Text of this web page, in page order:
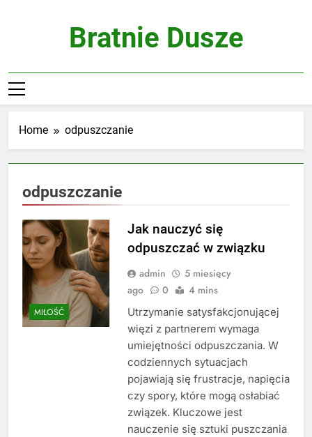
Bratnie Dusze
Home odpuszczanie
odpuszczanie
MIŁOŚĆ
Jak nauczyć się
odpuszczać w związku
admin
5 miesięcy
ago
0 4 mins
Utrzymanie satysfakcjonującej
więzi z partnerem wymaga
umiejętności odpuszczania. W
codziennych sytuacjach
pojawiają się frustracje, napięcia
czy spory, które mogą osłabiać
związek. Kluczowe jest
nauczenie się sztuki puszczania